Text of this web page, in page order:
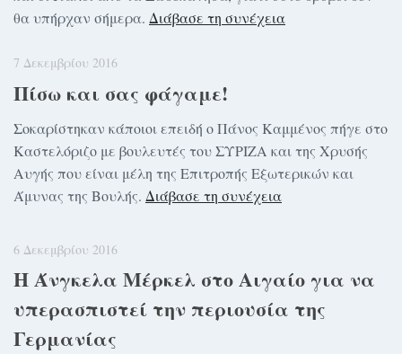
θα υπήρχαν σήμερα. Διάβασε τη συνέχεια
7 Δεκεμβρίου 2016
Πίσω και σας φάγαμε!
Σοκαρίστηκαν κάποιοι επειδή ο Πάνος Καμμένος πήγε στο
Καστελόριζο με βουλευτές του ΣΥΡΙΖΑ και της Χρυσής
Αυγής που είναι μέλη της Επιτροπής Εξωτερικών και
Άμυνας της Βουλής. Διάβασε τη συνέχεια
6 Δεκεμβρίου 2016
Η Άνγκελα Μέρκελ στο Αιγαίο για να
υπερασπιστεί την περιουσία της
Γερμανίας